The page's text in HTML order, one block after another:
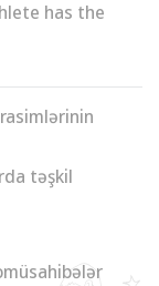
has the
təşkil